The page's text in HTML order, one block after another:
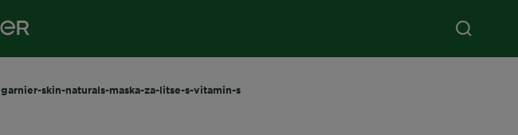
garnier-skin-naturals-maska-za-litse-s-vitamin-s